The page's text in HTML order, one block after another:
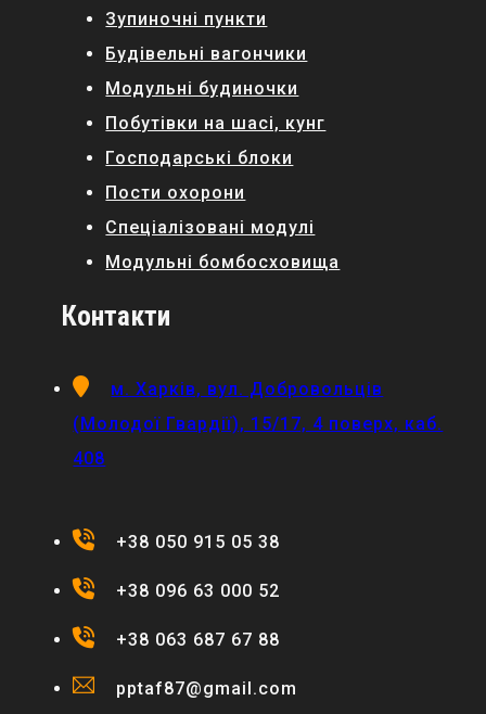
Зупиночні пункти
Будівельні вагончики
Модульні будиночки
Побутівки на шасі, кунг
Господарські блоки
Пости охорони
Спеціалізовані модулі
Модульні бомбосховища
Контакти
м. Харків, вул. Добровольців
(Молодої Гвардії), 15/17, 4 поверх, каб.
408
+38 050 915 05 38
+38 096 63 000 52
+38 063 687 67 88
pptaf87@gmail.com